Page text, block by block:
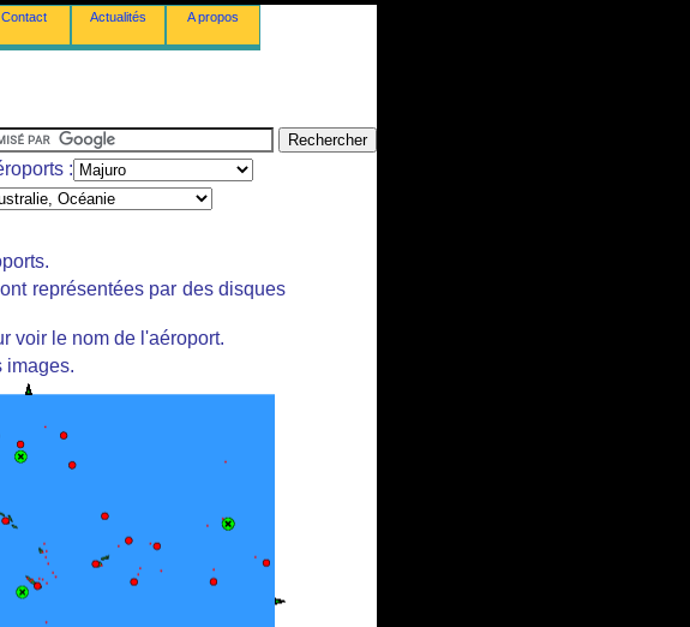
Contact Actualités A propos
:
représentées par des disques
voir le nom de l'aéroport.
images.